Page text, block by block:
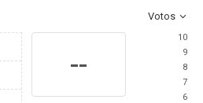
Votos
--
10
9
8
7
6